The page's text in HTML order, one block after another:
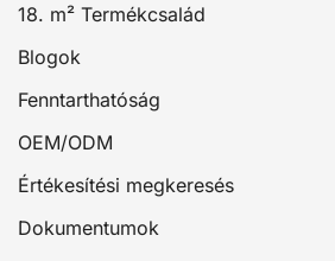
18. m² Termékcsalád
Blogok
Fenntarthatóság
OEM/ODM
Értékesítési megkeresés
Dokumentumok